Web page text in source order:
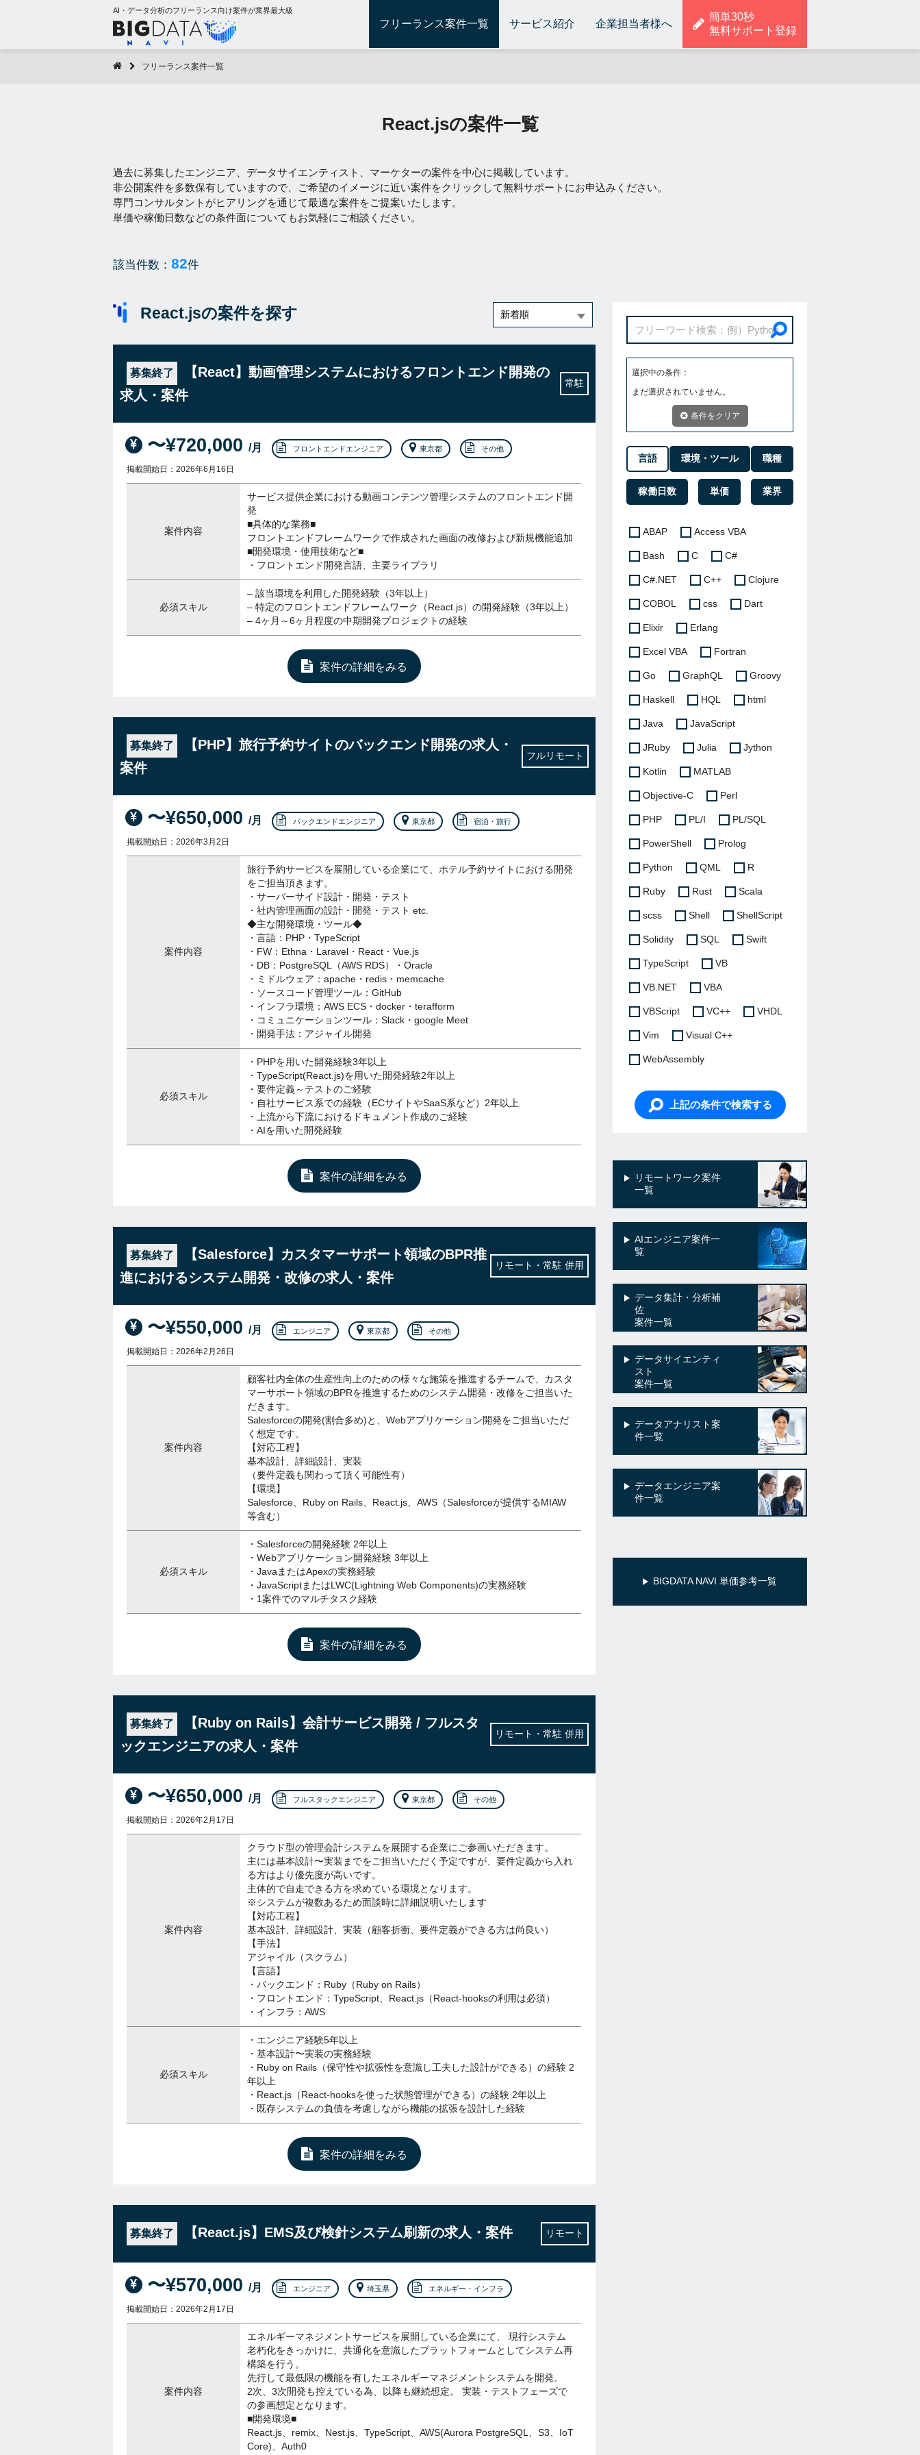
AI・データ分析のフリーランス向け案件が業界最大級
フリーランス案件一覧 サービス紹介 企業担当者様へ
簡単30秒
無料サポート登録
フリーランス案件一覧
React.jsの案件一覧
過去に募集したエンジニア、データサイエンティスト、マーケターの案件を中心に掲載しています。
非公開案件を多数保有していますので、ご希望のイメージに近い案件をクリックして無料サポートにお申込みください。
専門コンサルタントがヒアリングを通じて最適な案件をご提案いたします。
単価や稼働日数などの条件面についてもお気軽にご相談ください。
該当件数： 82件
選択中の条件：
まだ選択されていません。
条件をクリア
言語 環境・ツール 職種
稼働日数 単価 業界
ABAP Access VBA
Bash C C#
C#.NET C++ Clojure
COBOL css Dart
Elixir Erlang
Excel VBA Fortran
Go GraphQL Groovy
Haskell HQL html
Java JavaScript
JRuby Julia Jython
Kotlin MATLAB
Objective-C Perl
PHP PL/I PL/SQL
PowerShell Prolog
Python QML R
Ruby Rust Scala
scss Shell ShellScript
Solidity SQL Swift
TypeScript VB
VB.NET VBA
VBScript VC++ VHDL
Vim Visual C++
WebAssembly
上記の条件で検索する
リモートワーク案件
一覧
AIエンジニア案件一
覧
データ集計・分析補
佐
案件一覧
データサイエンティ
スト
案件一覧
データアナリスト案
件一覧
データエンジニア案
件一覧
BIGDATA NAVI 単価参考一覧
React.jsの案件を探す
募集終了
【React】動画管理システムにおけるフロントエンド開発の
求人・案件
常駐
〜¥720,000 /月 フロントエンドエンジニア 東京都 その他
掲載開始日：2026年6月16日
案件内容
サービス提供企業における動画コンテンツ管理システムのフロントエンド開
発
■具体的な業務■
フロントエンドフレームワークで作成された画面の改修および新規機能追加
■開発環境・使用技術など■
・フロントエンド開発言語、主要ライブラリ
必須スキル
– 該当環境を利用した開発経験（3年以上）
– 特定のフロントエンドフレームワーク（React.js）の開発経験（3年以上）
– 4ヶ月～6ヶ月程度の中期開発プロジェクトの経験
案件の詳細をみる
募集終了
【PHP】旅行予約サイトのバックエンド開発の求人・
案件
フルリモート
〜¥650,000 /月 バックエンドエンジニア 東京都 宿泊・旅行
掲載開始日：2026年3月2日
案件内容
旅行予約サービスを展開している企業にて、ホテル予約サイトにおける開発
をご担当頂きます。
・サーバーサイド設計・開発・テスト
・社内管理画面の設計・開発・テスト etc.
◆主な開発環境・ツール◆
・言語：PHP・TypeScript
・FW：Ethna・Laravel・React・Vue.js
・DB：PostgreSQL（AWS RDS）・Oracle
・ミドルウェア：apache・redis・memcache
・ソースコード管理ツール：GitHub
・インフラ環境：AWS ECS・docker・terafform
・コミュニケーションツール：Slack・google Meet
・開発手法：アジャイル開発
必須スキル
・PHPを用いた開発経験3年以上
・TypeScript(React.js)を用いた開発経験2年以上
・要件定義～テストのご経験
・自社サービス系での経験（ECサイトやSaaS系など）2年以上
・上流から下流におけるドキュメント作成のご経験
・AIを用いた開発経験
案件の詳細をみる
募集終了
【Salesforce】カスタマーサポート領域のBPR推
進におけるシステム開発・改修の求人・案件
リモート・常駐 併用
〜¥550,000 /月 エンジニア 東京都 その他
掲載開始日：2026年2月26日
案件内容
顧客社内全体の生産性向上のための様々な施策を推進するチームで、カスタ
マーサポート領域のBPRを推進するためのシステム開発・改修をご担当いた
だきます。
Salesforceの開発(割合多め)と、Webアプリケーション開発をご担当いただ
く想定です。
【対応工程】
基本設計、詳細設計、実装
（要件定義も関わって頂く可能性有）
【環境】
Salesforce、Ruby on Rails、React.js、AWS（Salesforceが提供するMIAW
等含む）
必須スキル
・Salesforceの開発経験 2年以上
・Webアプリケーション開発経験 3年以上
・JavaまたはApexの実務経験
・JavaScriptまたはLWC(Lightning Web Components)の実務経験
・1案件でのマルチタスク経験
案件の詳細をみる
募集終了
【Ruby on Rails】会計サービス開発 / フルスタ
ックエンジニアの求人・案件
リモート・常駐 併用
〜¥650,000 /月 フルスタックエンジニア 東京都 その他
掲載開始日：2026年2月17日
案件内容
クラウド型の管理会計システムを展開する企業にご参画いただきます。
主には基本設計〜実装までをご担当いただく予定ですが、要件定義から入れ
る方はより優先度が高いです。
主体的で自走できる方を求めている環境となります。
※システムが複数あるため面談時に詳細説明いたします
【対応工程】
基本設計、詳細設計、実装（顧客折衝、要件定義ができる方は尚良い）
【手法】
アジャイル（スクラム）
【言語】
・バックエンド：Ruby（Ruby on Rails）
・フロントエンド：TypeScript、React.js（React-hooksの利用は必須）
・インフラ：AWS
必須スキル
・エンジニア経験5年以上
・基本設計〜実装の実務経験
・Ruby on Rails（保守性や拡張性を意識し工夫した設計ができる）の経験 2
年以上
・React.js（React-hooksを使った状態管理ができる）の経験 2年以上
・既存システムの負債を考慮しながら機能の拡張を設計した経験
案件の詳細をみる
募集終了 【React.js】EMS及び検針システム刷新の求人・案件 リモート
〜¥570,000 /月 エンジニア 埼玉県 エネルギー・インフラ
掲載開始日：2026年2月17日
案件内容
エネルギーマネジメントサービスを展開している企業にて、 現行システム
老朽化をきっかけに、共通化を意識したプラットフォームとしてシステム再
構築を行う。
先行して最低限の機能を有したエネルギーマネジメントシステムを開発。
2次、3次開発も控えている為、以降も継続想定。 実装・テストフェーズで
の参画想定となります。
■開発環境■
React.js、remix、Nest.js、TypeScript、AWS(Aurora PostgreSQL、S3、IoT
Core)、Auth0